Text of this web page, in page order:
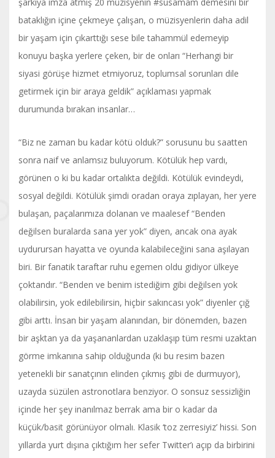
şarkıya imza atmış 20 müzisyenin #susamam demesini bir
bataklığın içine çekmeye çalışan, o müzisyenlerin daha adil
bir yaşam için çıkarttığı sese bile tahammül edemeyip
konuyu başka yerlere çeken, bir de onları “Herhangi bir
siyasi görüşe hizmet etmiyoruz, toplumsal sorunları dile
getirmek için bir araya geldik” açıklaması yapmak
durumunda bırakan insanlar…
“Biz ne zaman bu kadar kötü olduk?” sorusunu bu saatten
sonra naif ve anlamsız buluyorum. Kötülük hep vardı,
görünen o ki bu kadar ortalıkta değildi. Kötülük evindeydi,
sosyal değildi. Kötülük şimdi oradan oraya zıplayan, her yere
bulaşan, paçalarımıza dolanan ve maalesef “Benden
değilsen buralarda sana yer yok” diyen, ancak ona ayak
uydurursan hayatta ve oyunda kalabileceğini sana aşılayan
biri. Bir fanatik taraftar ruhu egemen oldu gidiyor ülkeye
çoktandır. “Benden ve benim istediğim gibi değilsen yok
olabilirsin, yok edilebilirsin, hiçbir sakıncası yok” diyenler çığ
gibi arttı. İnsan bir yaşam alanından, bir dönemden, bazen
bir aşktan ya da yaşananlardan uzaklaşıp tüm resmi uzaktan
görme imkanına sahip olduğunda (ki bu resim bazen
yetenekli bir sanatçının elinden çıkmış gibi de durmuyor),
uzayda süzülen astronotlara benziyor. O sonsuz sessizliğin
içinde her şey inanılmaz berrak ama bir o kadar da
küçük/basit görünüyor olmalı. Klasik ‘toz zerresiyiz’ hissi. Son
yıllarda yurt dışına çıktığım her sefer Twitter’ı açıp da birbirini